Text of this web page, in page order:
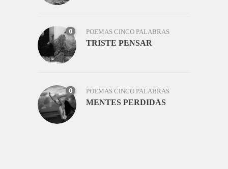
0 POEMAS CINCO PALABRAS
TRISTE PENSAR
0 POEMAS CINCO PALABRAS
MENTES PERDIDAS